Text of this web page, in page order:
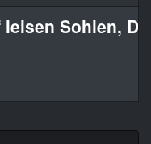
Sohlen,